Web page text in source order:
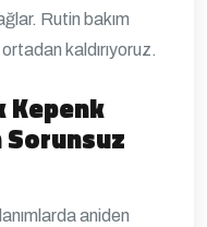
Rutin bakım
kaldırıyoruz.
Kepenk
Sorunsuz
aniden